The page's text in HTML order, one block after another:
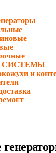
СИСТЕМЫ
и